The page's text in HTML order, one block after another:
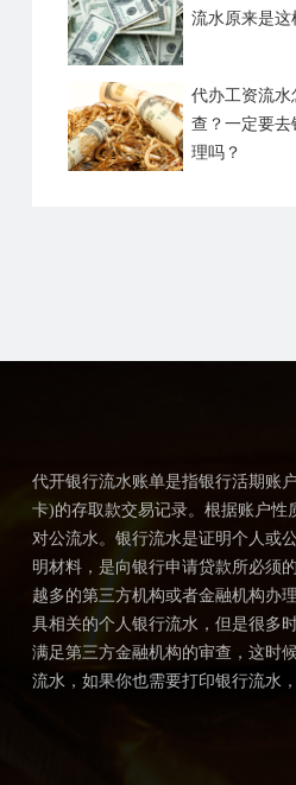
流水原来是这
代办工资流水
查？一定要去
理吗？
代开银行流水账单是指银行活期账
卡)的存取款交易记录。根据账户性
对公流水。银行流水是证明个人或
明材料，是向银行申请贷款所必须
越多的第三方机构或者金融机构办
具相关的个人银行流水，但是很多
满足第三方金融机构的审查，这时
流水，如果你也需要打印银行流水